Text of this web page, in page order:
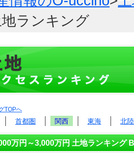
ランキング
TOPへ
首都圏 関西 東海 北
万円～3,000万円 土地ランキング